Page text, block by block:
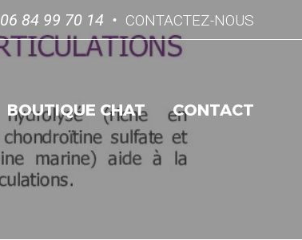
06 84 99 70 14 CONTACTEZ-NOUS
BOUTIQUE CHAT CONTACT